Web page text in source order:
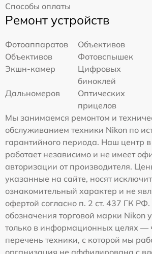
Способы оплаты
Ремонт устройств
Фотоаппаратов
Объективов
Объективов
Фотовспышек
Экшн-камер
Цифровых
биноклей
Дальномеров
Оптических
прицелов
Мы занимаемся ремонтом и
обслуживанием техники Nikon по
гарантийного периода. Наш центр
работает независимо и не имеет
авторизации от производителя.
указанные на сайте, носят
ознакомительный характер и не
офертой согласно п. 2 ст. 437 ГК
обозначения торговой марки Nikon
только в информационных целях —
перечень техники, с которой мы